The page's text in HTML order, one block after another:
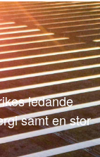
ledande
samt en stor